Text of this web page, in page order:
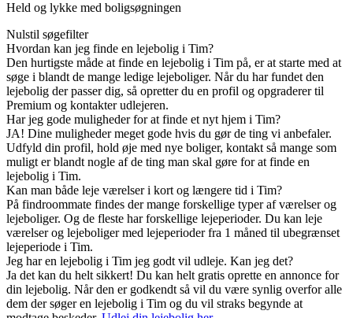
Held og lykke med boligsøgningen
Nulstil søgefilter
Hvordan kan jeg finde en lejebolig i Tim?
Den hurtigste måde at finde en lejebolig i Tim på, er at starte med at
søge i blandt de mange ledige lejeboliger. Når du har fundet den
lejebolig der passer dig, så opretter du en profil og opgraderer til
Premium og kontakter udlejeren.
Har jeg gode muligheder for at finde et nyt hjem i Tim?
JA! Dine muligheder meget gode hvis du gør de ting vi anbefaler.
Udfyld din profil, hold øje med nye boliger, kontakt så mange som
muligt er blandt nogle af de ting man skal gøre for at finde en
lejebolig i Tim.
Kan man både leje værelser i kort og længere tid i Tim?
På findroommate findes der mange forskellige typer af værelser og
lejeboliger. Og de fleste har forskellige lejeperioder. Du kan leje
værelser og lejeboliger med lejeperioder fra 1 måned til ubegrænset
lejeperiode i Tim.
Jeg har en lejebolig i Tim jeg godt vil udleje. Kan jeg det?
Ja det kan du helt sikkert! Du kan helt gratis oprette en annonce for
din lejebolig. Når den er godkendt så vil du være synlig overfor alle
dem der søger en lejebolig i Tim og du vil straks begynde at